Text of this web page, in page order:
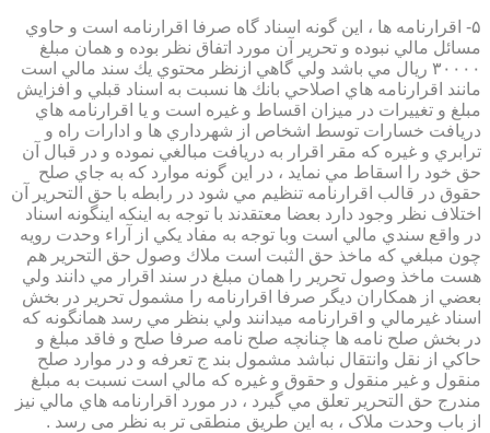
۵- اقرارنامه ها ، اين گونه اسناد گاه صرفا اقرارنامه است و حاوي
مسائل مالي نبوده و تحرير آن مورد اتفاق نظر بوده و همان مبلغ
۳۰۰۰۰ ريال مي باشد ولي گاهي ازنظر محتوي يك سند مالي است
مانند اقرارنامه هاي اصلاحي بانك ها نسبت به اسناد قبلي و افزايش
مبلغ و تغييرات در ميزان اقساط و غيره است و يا اقرارنامه هاي
دريافت خسارات توسط اشخاص از شهرداري ها و ادارات راه و
ترابري و غيره كه مقر اقرار به دريافت مبالغي نموده و در قبال آن
حق خود را اسقاط مي نمايد ، در اين گونه موارد كه به جاي صلح
حقوق در قالب اقرارنامه تنظيم مي شود در رابطه با حق التحرير آن
اختلاف نظر وجود دارد بعضا معتقدند با توجه به اينكه اينگونه اسناد
در واقع سندي مالي است وبا توجه به مفاد يكي از آراء وحدت رويه
چون مبلغي كه ماخذ حق الثبت است ملاك وصول حق التحرير هم
هست ماخذ وصول تحرير را همان مبلغ در سند اقرار مي دانند ولي
بعضي از همكاران ديگر صرفا اقرارنامه را مشمول تحرير در بخش
اسناد غيرمالي و اقرارنامه ميدانند ولي بنظر مي رسد همانگونه كه
در بخش صلح نامه ها چنانچه صلح نامه صرفا صلح و فاقد مبلغ و
حاكي از نقل وانتقال نباشد مشمول بند ج تعرفه و در موارد صلح
منقول و غير منقول و حقوق و غيره كه مالي است نسبت به مبلغ
مندرج حق التحرير تعلق مي گيرد ، در مورد اقرارنامه هاي مالي نيز
از باب وحدت ملاک ، به این طریق منطقی تر به نظر می رسد .